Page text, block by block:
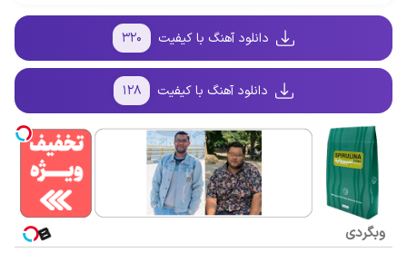
دانلود آهنگ با کیفیت ۳۲۰
دانلود آهنگ با کیفیت ۱۲۸
وبگردی